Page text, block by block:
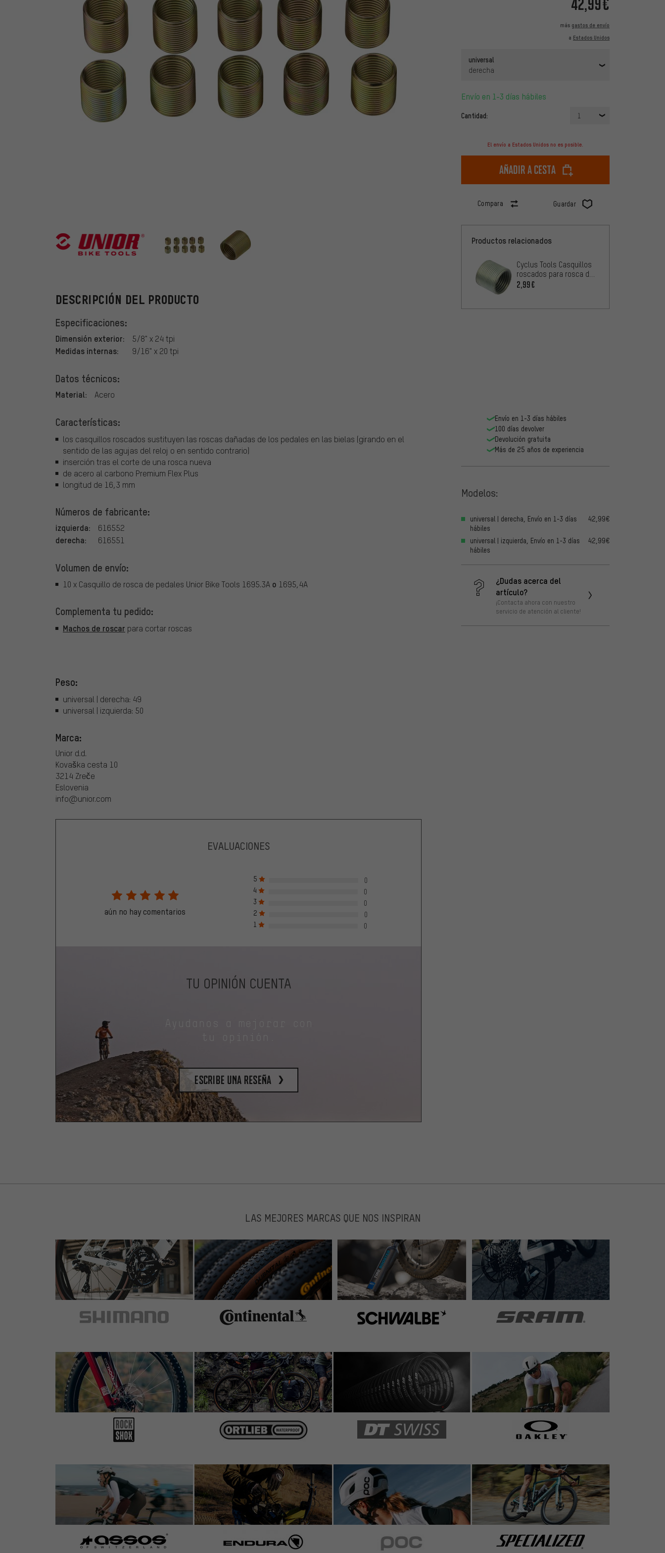
más gastos de envío
a Estados Unidos
universal
derecha
Envío en 1-3 días hábiles
Cantidad: 1
El envío a Estados Unidos no es posible.
Añadir a cesta
Compara Guardar
Unior Bike Tools
DESCRIPCIÓN DEL PRODUCTO
Especificaciones:
Dimensión exterior: 5/8" x 24 tpi
Medidas internas: 9/16" x 20 tpi
Datos técnicos:
Material: Acero
Características:
los casquillos roscados sustituyen las roscas dañadas de los pedales en las bielas (girando en el
sentido de las agujas del reloj o en sentido contrario)
inserción tras el corte de una rosca nueva
de acero al carbono Premium Flex Plus
longitud de 16,3 mm
Números de fabricante:
izquierda: 616552
derecha: 616551
Volumen de envío:
10 x Casquillo de rosca de pedales Unior Bike Tools 1695.3A o 1695,4A
Complementa tu pedido:
Machos de roscar para cortar roscas
Peso:
universal | derecha: 49
universal | izquierda: 50
Marca:
Unior d.d.
Kovaška cesta 10
3214 Zreče
Eslovenia
info@unior.com
Productos relacionados
Cyclus Tools Casquillos
roscados para rosca de
pedal - 1 unidad
2,99€
Envío en 1-3 días hábiles
100 días devolver
Devolución gratuita
Más de 25 años de experiencia
Modelos:
universal | derecha, Envío en 1-3 días
hábiles
42,99€
universal | izquierda, Envío en 1-3 días
hábiles
42,99€
¿Dudas acerca del
artículo?
¡Contacta ahora con nuestro
servicio de atención al cliente!
EVALUACIONES
aún no hay comentarios
5
0
4
0
3
0
2
0
1
0
TU OPINIÓN CUENTA
tu opinión.
escribe una reseña
LAS MEJORES MARCAS QUE NOS INSPIRAN